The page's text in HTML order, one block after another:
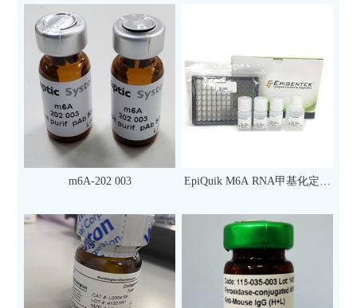
m6A-202 003
EpiQuik M6A RNA甲基化定量
次）